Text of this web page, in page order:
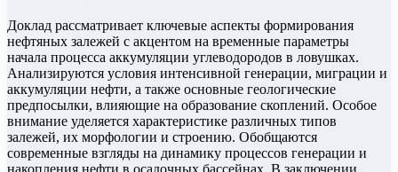
Доклад рассматривает ключевые аспекты формирования
нефтяных залежей с акцентом на временные параметры
начала процесса аккумуляции углеводородов в ловушках.
Анализируются условия интенсивной генерации, миграции и
аккумуляции нефти, а также основные геологические
предпосылки, влияющие на образование скоплений. Особое
внимание уделяется характеристике различных типов
залежей, их морфологии и строению. Обобщаются
современные взгляды на динамику процессов генерации и
накопления нефти в осадочных бассейнах. В заключении